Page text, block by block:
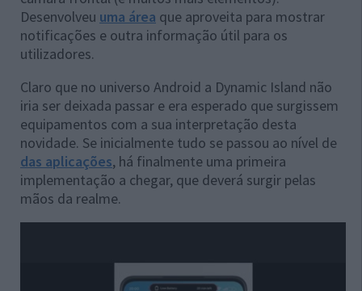
Desenvolveu uma área que aproveita para mostrar
notificações e outra informação útil para os
utilizadores.
Claro que no universo Android a Dynamic Island não
iria ser deixada passar e era esperado que surgissem
equipamentos com a sua interpretação desta
novidade. Se inicialmente tudo se passou ao nível de
das aplicações, há finalmente uma primeira
implementação a chegar, que deverá surgir pelas
mãos da realme.